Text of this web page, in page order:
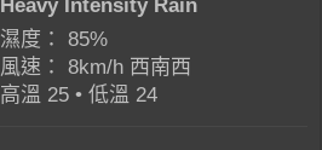
Heavy Intensity Rain
濕度： 85%
風速： 8km/h 西南西
高溫 25 • 低溫 24